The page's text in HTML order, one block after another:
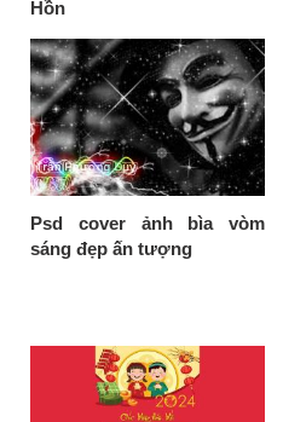
Hồn
Psd cover ảnh bìa vòm
sáng đẹp ấn tượng